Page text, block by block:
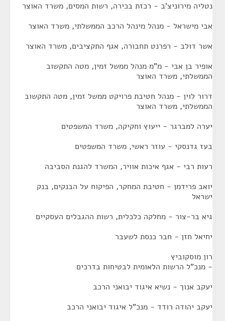
נטליה מירוניצ'ב - רכזת בכירה, רשות המסים, משרד האוצר
אבי מישראל - מנהל מינהל הרכב הממשלתי, משרד האוצר
אשר דולב - רפרנט תחבורה, אגף התקציבים, משרד האוצר
אופיר בן אבי - מ"מ מנהל ממשל זמין, מטה התקשוב
הממשלתי, משרד האוצר
דרור לוין - מנהל חטיבת פרויקט ממשל זמין, מטה התקשוב
הממשלתי, משרד האוצר
יערה למברגר - ייעוץ וחקיקה, משרד המשפטים
בעז גדנסקי - עוזר ראשי, משרד המשפטים
רעות רבי - אגף איכות אוויר, המשרד להגנת הסביבה
יואב פרידמן - חטיבת המחקר, הפיקוח על הבנקים, בנק
ישראל
גיא בר-צור - מחלקה כלכלית, רשות ההגבלים העסקיים
יחיאל חזן - חבר כנסת לשעבר
רון מוסקוביץ
- מנכ"ל הרשות הלאומית לבטיחות בדרכים
יעקב אנוך - נשיא איגוד יבואני הרכב
יעקב יהודה רודד - מנכ"ל איגוד יבואני הרכב